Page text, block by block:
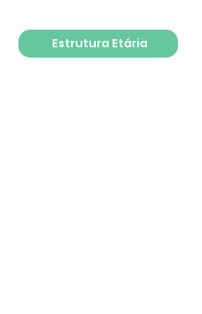
Estrutura Etária